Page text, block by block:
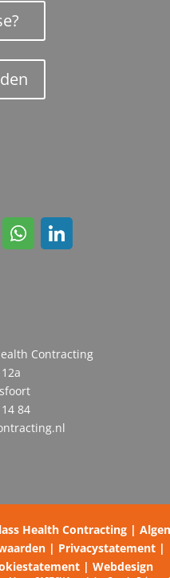
Contracting
84
Health Contracting |
| Privacystatement |
| Webdesign